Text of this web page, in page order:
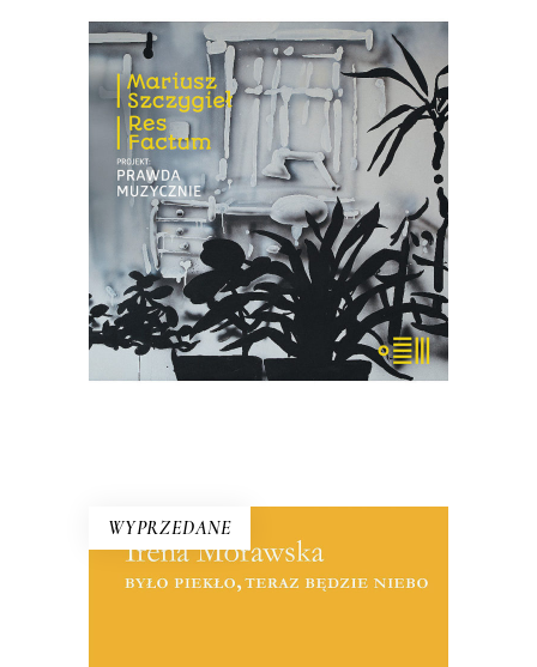
PROJEKT: PRAWDA
MUZYCZNIE
Płyta, która jest efektem spotkania
trojga muzyków z reporterem –
Mariuszem Szczygłem. Słowa spotkały
się tu z dźwiękiem kreowanym na żywo.
29.00 zł 18.85zł
KSIĄŻKA DO KOSZYKA
WYPRZEDANE